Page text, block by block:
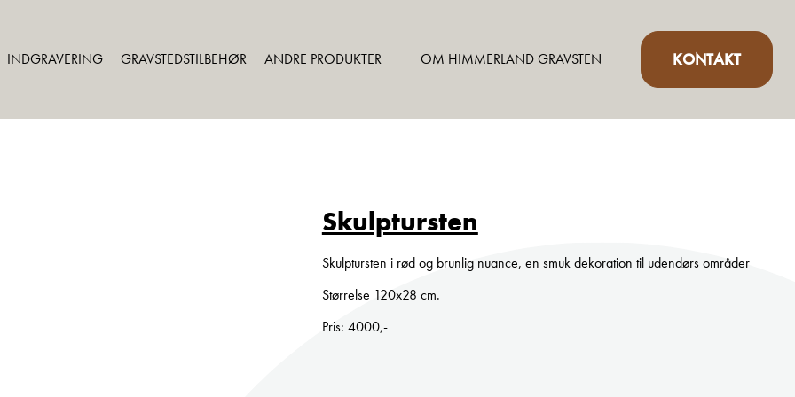
INDGRAVERING GRAVSTEDSTILBEHØR ANDRE PRODUKTER OM HIMMERLAND GRAVSTEN KONTAKT
Skulptursten
Skulptursten i rød og brunlig nuance, en smuk dekoration til udendørs områder
Størrelse 120x28 cm.
Pris: 4000,-